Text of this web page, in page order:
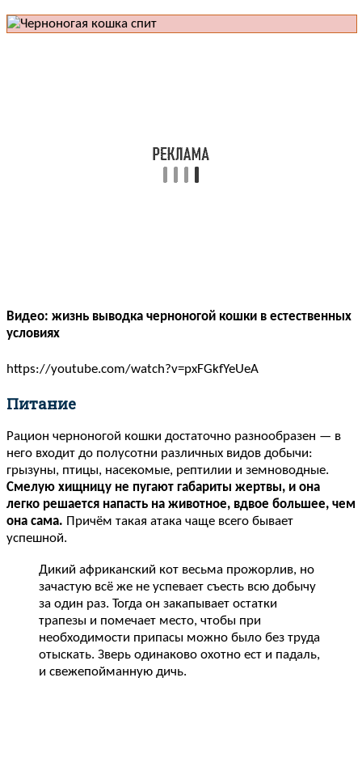
Видео: жизнь выводка черноногой кошки в естественных
условиях
https://youtube.com/watch?v=pxFGkfYeUeA
Питание
Рацион черноногой кошки достаточно разнообразен — в
него входит до полусотни различных видов добычи:
грызуны, птицы, насекомые, рептилии и земноводные.
Смелую хищницу не пугают габариты жертвы, и она
легко решается напасть на животное, вдвое большее, чем
она сама. Причём такая атака чаще всего бывает
успешной.
Дикий африканский кот весьма прожорлив, но
зачастую всё же не успевает съесть всю добычу
за один раз. Тогда он закапывает остатки
трапезы и помечает место, чтобы при
необходимости припасы можно было без труда
отыскать. Зверь одинаково охотно ест и падаль,
и свежепойманную дичь.